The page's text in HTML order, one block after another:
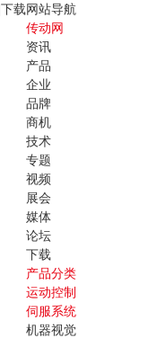
下载网站导航
传动网
资讯
产品
企业
品牌
商机
技术
专题
视频
展会
媒体
论坛
下载
产品分类
运动控制
伺服系统
机器视觉